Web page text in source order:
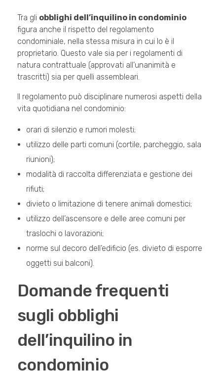
Tra gli obblighi dell’inquilino in condominio
figura anche il rispetto del regolamento
condominiale, nella stessa misura in cui lo è il
proprietario. Questo vale sia per i regolamenti di
natura contrattuale (approvati all’unanimità e
trascritti) sia per quelli assembleari.
Il regolamento può disciplinare numerosi aspetti della
vita quotidiana nel condominio:
orari di silenzio e rumori molesti;
utilizzo delle parti comuni (cortile, parcheggio, sala
riunioni);
modalità di raccolta differenziata e gestione dei
rifiuti;
divieto o limitazione di tenere animali domestici;
utilizzo dell’ascensore e delle aree comuni per
traslochi o lavorazioni;
norme sul decoro dell’edificio (es. divieto di esporre
oggetti sui balconi).
Domande frequenti
sugli obblighi
dell’inquilino in
condominio